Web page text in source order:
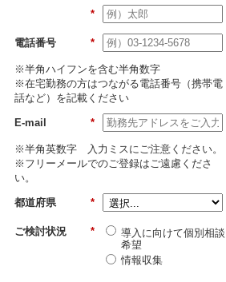
*
*
電話番号
※半角ハイフンを含む半角数字
※在宅勤務の方はつながる電話番号（携帯電
話など）を記載ください
*
E-mail
※半角英数字 入力ミスにご注意ください。
※フリーメールでのご登録はご遠慮くださ
い。
*
都道府県
*
ご検討状況
導入に向けて個別相談
希望
情報収集